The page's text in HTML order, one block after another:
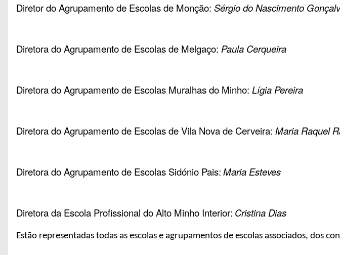
Diretor do Agrupamento de Escolas de Monção: Sérgio do Nascimento
Diretora do Agrupamento de Escolas de Melgaço: Paula Cerqueira
Diretora do Agrupamento de Escolas Muralhas do Minho: Lígia Pereira
Diretora do Agrupamento de Escolas de Vila Nova de Cerveira: Maria Raquel
Diretora do Agrupamento de Escolas Sidónio Pais:Maria Esteves
Diretora da Escola Profissional do Alto Minho Interior: Cristina Dias
Estão representadas todas as escolas e agrupamentos de escolas associados, dos